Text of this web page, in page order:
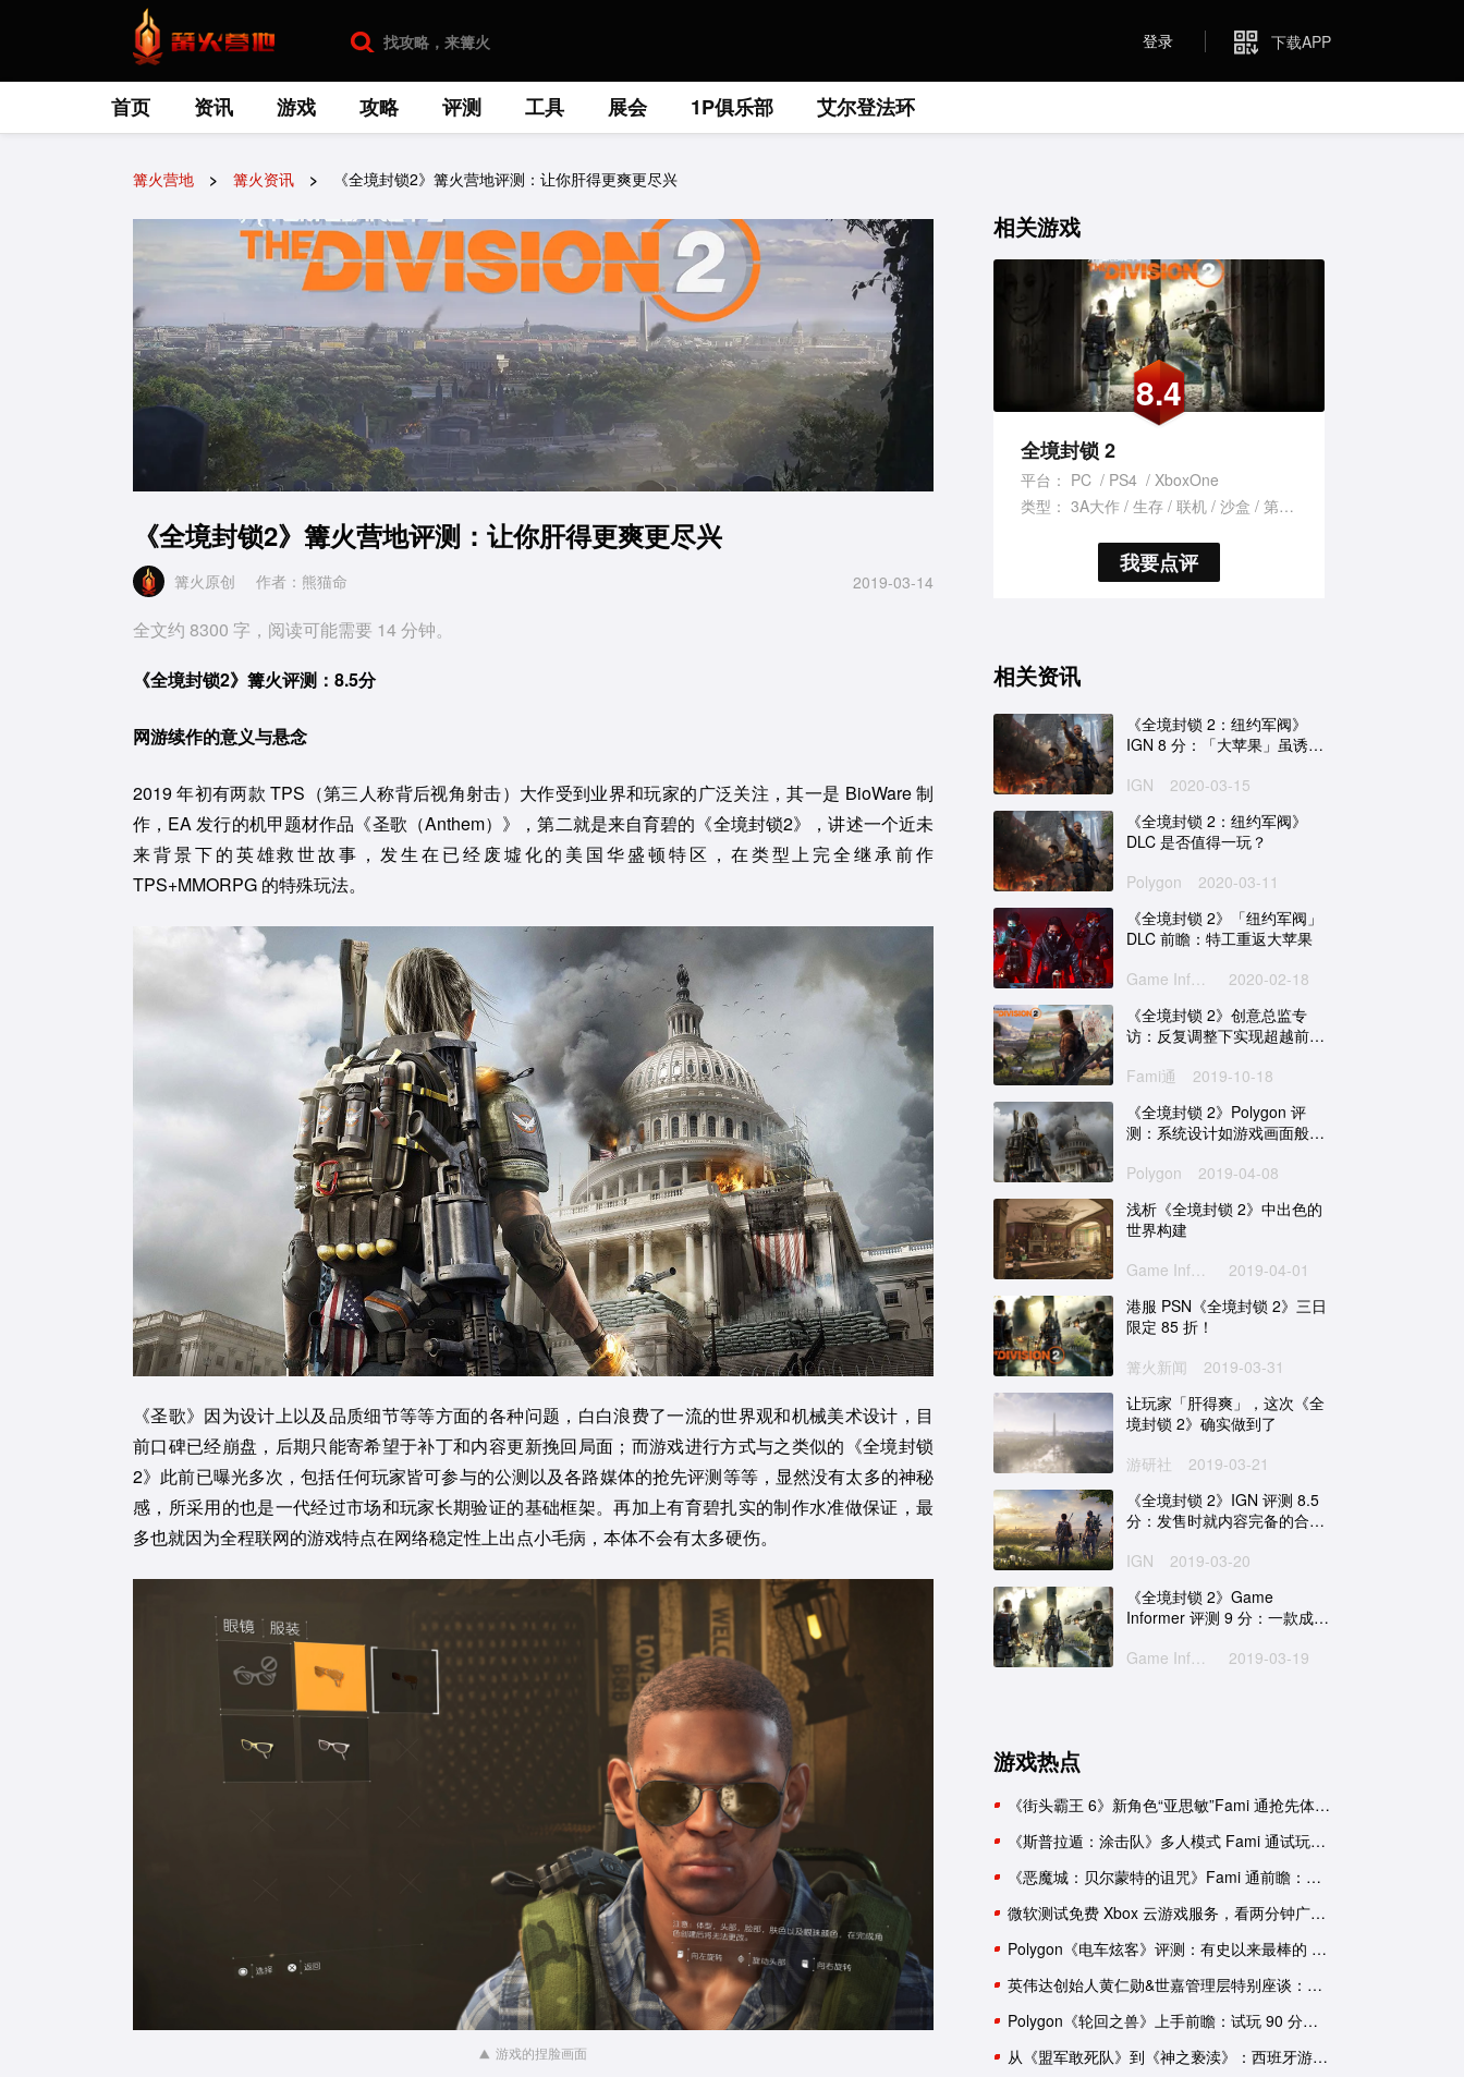
登录 下载APP
首页 资讯 游戏 攻略 评测 工具 展会 1P俱乐部 艾尔登法环
篝火营地 篝火资讯 《全境封锁2》篝火营地评测：让你肝得更爽更尽兴
《全境封锁2》篝火营地评测：让你肝得更爽更尽兴
篝火原创 作者：熊猫命 2019-03-14
全文约 8300 字，阅读可能需要 14 分钟。
《全境封锁2》篝火评测：8.5分
网游续作的意义与悬念
2019 年初有两款 TPS（第三人称背后视角射击）大作受到业界和玩家的广泛关注，其一是 BioWare 制
作，EA 发行的机甲题材作品《圣歌（Anthem）》，第二就是来自育碧的《全境封锁2》，讲述一个近未
来背景下的英雄救世故事，发生在已经废墟化的美国华盛顿特区，在类型上完全继承前作
TPS+MMORPG 的特殊玩法。
《圣歌》因为设计上以及品质细节等等方面的各种问题，白白浪费了一流的世界观和机械美术设计，目
前口碑已经崩盘，后期只能寄希望于补丁和内容更新挽回局面；而游戏进行方式与之类似的《全境封锁
2》此前已曝光多次，包括任何玩家皆可参与的公测以及各路媒体的抢先评测等等，显然没有太多的神秘
感，所采用的也是一代经过市场和玩家长期验证的基础框架。再加上有育碧扎实的制作水准做保证，最
多也就因为全程联网的游戏特点在网络稳定性上出点小毛病，本体不会有太多硬伤。
游戏的捏脸画面
相关资讯
《全境封锁 2：纽约军阀》
IGN 8 分：「大苹果」虽诱
IGN
2020-03-15
《全境封锁 2：纽约军阀》
DLC 是否值得一玩？
Polygon
2020-03-11
《全境封锁 2》「纽约军阀」
DLC 前瞻：特工重返大苹果
2020-02-18
《全境封锁 2》创意总监专
访：反复调整下实现超越前作
Fami通
2019-10-18
《全境封锁 2》Polygon 评
测：系统设计如游戏画面般精
Polygon
2019-04-08
浅析《全境封锁 2》中出色的
世界构建
2019-04-01
港服 PSN《全境封锁 2》三日
限定 85 折！
篝火新闻
2019-03-31
让玩家「肝得爽」，这次《全
境封锁 2》确实做到了
游研社
2019-03-21
《全境封锁 2》IGN 评测 8.5
分：发售时就内容完备的合作
IGN
2019-03-20
《全境封锁 2》Game
Informer 评测 9 分：一款成功
2019-03-19
相关游戏
8.4
全境封锁 2
平台： PC PS4
XboxOne
类型： 3A大作 生存 联机 沙盒 第三人称
我要点评
游戏热点
《街头霸王 6》新角色“亚思敏”Fami 通抢先体验报告
《斯普拉遁：涂击队》多人模式 Fami 通试玩：与好友并肩推进故事
《恶魔城：贝尔蒙特的诅咒》Fami 通前瞻：要素杂糅的新生《恶魔城》
微软测试免费 Xbox 云游戏服务，看两分钟广告可用一小时
Polygon《电车炫客》评测：有史以来最棒的 3D 索尼克游戏！
英伟达创始人黄仁勋&世嘉管理层特别座谈：一次改变命运的邂逅
Polygon《轮回之兽》上手前瞻：试玩 90 分钟后，我依然有一肚子疑惑
从《盟军敢死队》到《神之亵渎》：西班牙游戏工作室盘点